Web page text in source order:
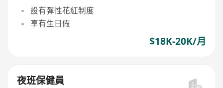
設有彈性花紅制度
享有生日假
$18K-20K/月
夜班保健員